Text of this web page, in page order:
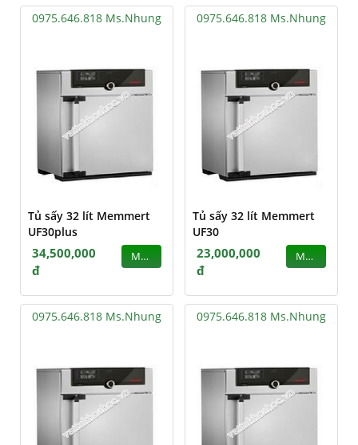
0975.646.818 Ms.Nhung
Tủ sấy 32 lít Memmert
UF30plus
34,500,000
đ
MUA
0975.646.818 Ms.Nhung
Tủ sấy 32 lít Memmert
UF30
23,000,000
đ
MUA
0975.646.818 Ms.Nhung 0975.646.818 Ms.Nhung